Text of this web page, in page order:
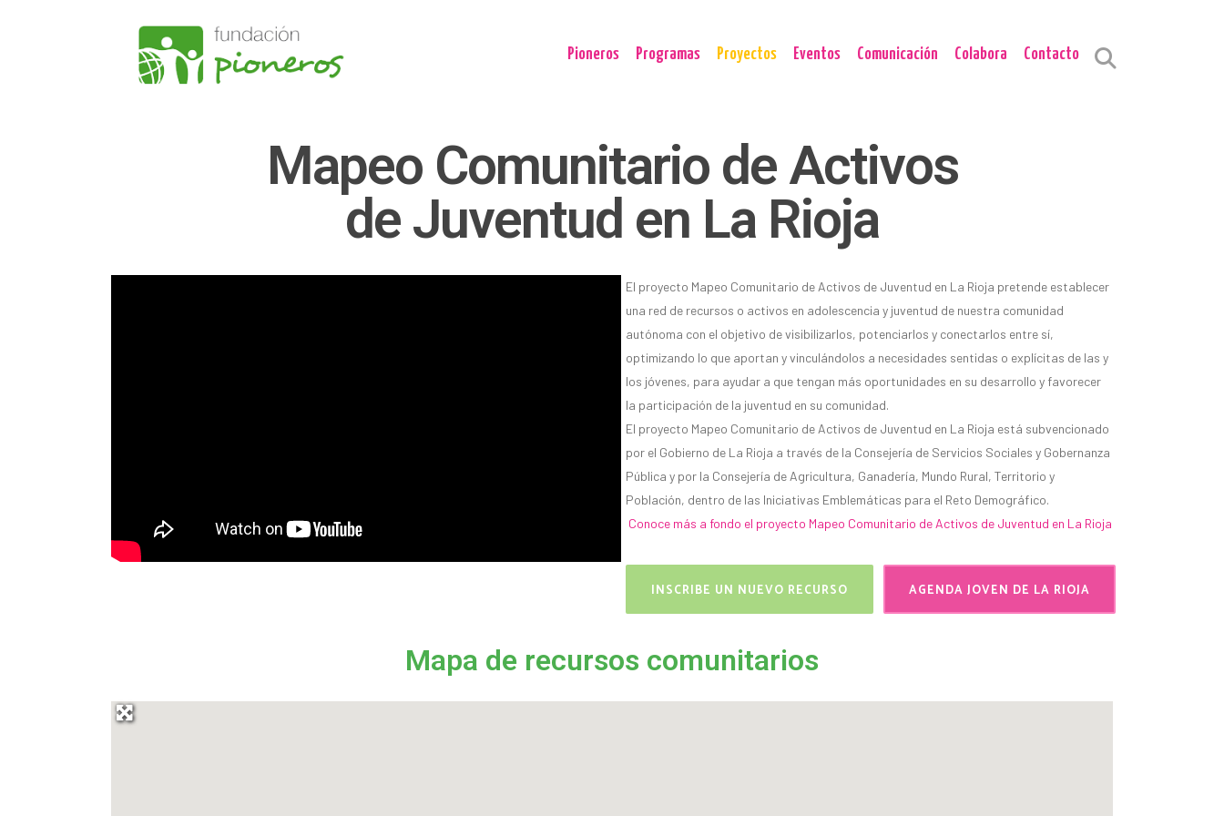
Pioneros Programas Proyectos Eventos Comunicación Colabora Contacto
Mapeo Comunitario de Activos
de Juventud en La Rioja
El proyecto Mapeo Comunitario de Activos de Juventud en La Rioja pretende establecer
una red de recursos o activos en adolescencia y juventud de nuestra comunidad
autónoma con el objetivo de visibilizarlos, potenciarlos y conectarlos entre sí,
optimizando lo que aportan y vinculándolos a necesidades sentidas o explícitas de las y
los jóvenes, para ayudar a que tengan más oportunidades en su desarrollo y favorecer
la participación de la juventud en su comunidad.
El proyecto Mapeo Comunitario de Activos de Juventud en La Rioja está subvencionado
por el Gobierno de La Rioja a través de la Consejería de Servicios Sociales y Gobernanza
Pública y por la Consejería de Agricultura, Ganadería, Mundo Rural, Territorio y
Población, dentro de las Iniciativas Emblemáticas para el Reto Demográfico.
Conoce más a fondo el proyecto Mapeo Comunitario de Activos de Juventud en La Rioja
INSCRIBE UN NUEVO RECURSO AGENDA JOVEN DE LA RIOJA
Mapa de recursos comunitarios